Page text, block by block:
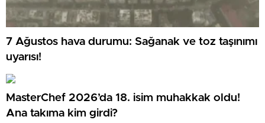
7 Ağustos hava durumu: Sağanak ve toz taşınımı
uyarısı!
MasterChef 2026’da 18. isim muhakkak oldu!
Ana takıma kim girdi?